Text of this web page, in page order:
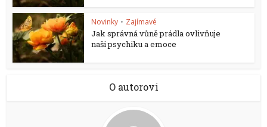
Novinky • Zajímavé
Jak správná vůně prádla ovlivňuje
naši psychiku a emoce
O autorovi